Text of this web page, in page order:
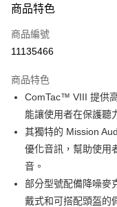
3 期 0 利率 每期
合作金庫商業銀行
上海商業儲蓄銀行
臺灣中小企業銀行
匯豐（台灣）商業銀行
聯邦商業銀行
元大商業銀行
玉山商業銀行
台灣樂天信用卡公司
合作金庫商業銀行
上海商業儲蓄銀行
國泰世華商業銀行
匯豐（台灣）商業銀行
聯邦商業銀行
元大商業銀行
玉山商業銀行
台新國際商業銀行
超商取貨付款
LINE Pay
Apple Pay
街口支付
悠遊付
全盈+PAY
商品特色
商品編號
11135466
商品特色
ComTac™ VIII 提供
能讓使用者在保護聽
其獨特的 Mission
優化音訊，幫助使用
音。
部分型號配備降噪麥
戴式和可搭配頭盔的